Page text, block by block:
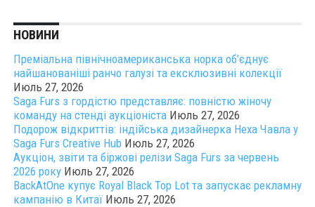
НОВИНИ
Преміальна північноамериканська норка об’єднує
найшанованіші ранчо галузі та ексклюзивні колекції
Июль 27, 2026
Saga Furs з гордістю представляє: повністю жіночу
команду на стенді аукціоніста Июль 27, 2026
Подорож відкриттів: індійська дизайнерка Неха Чавла у
Saga Furs Creative Hub Июль 27, 2026
Аукціон, звіти та біржові релізи Saga Furs за червень
2026 року Июль 27, 2026
BackAtOne купує Royal Black Top Lot та запускає рекламну
кампанію в Китаї Июль 27, 2026